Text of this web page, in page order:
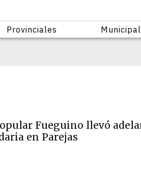
Provinciales
Fueguino llevó
en Parejas